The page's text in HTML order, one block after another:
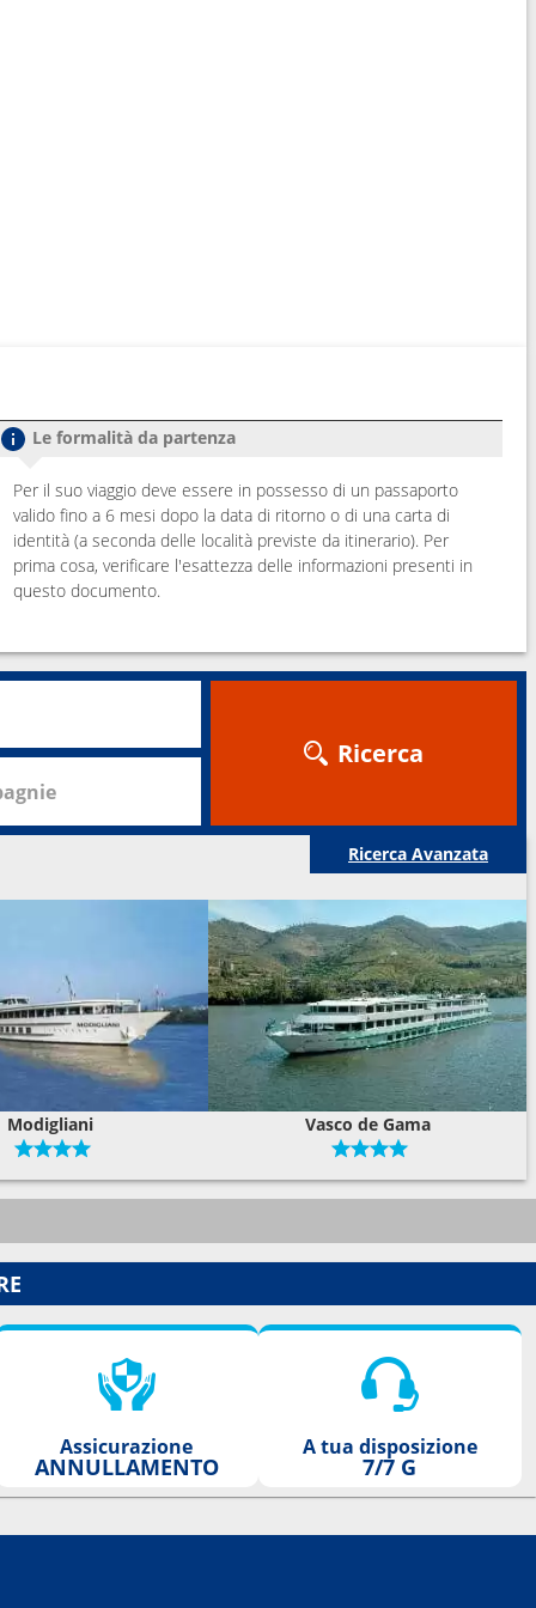
Le formalità da partenza
Per il suo viaggio deve essere in possesso di un passaporto
valido fino a 6 mesi dopo la data di ritorno o di una carta di
identità (a seconda delle località previste da itinerario). Per
prima cosa, verificare l'esattezza delle informazioni presenti in
questo documento.
Ricerca
Ricerca Avanzata
Modigliani Vasco de Gama
Assicurazione
ANNULLAMENTO
A tua disposizione
7/7 G